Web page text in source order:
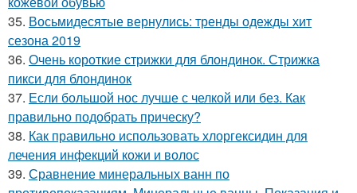
35. Восьмидесятые вернулись: тренды одежды хит
сезона 2019
36. Очень короткие стрижки для блондинок. Стрижка
пикси для блондинок
37. Если большой нос лучше с челкой или без. Как
правильно подобрать прическу?
38. Как правильно использовать хлоргексидин для
лечения инфекций кожи и волос
39. Сравнение минеральных ванн по